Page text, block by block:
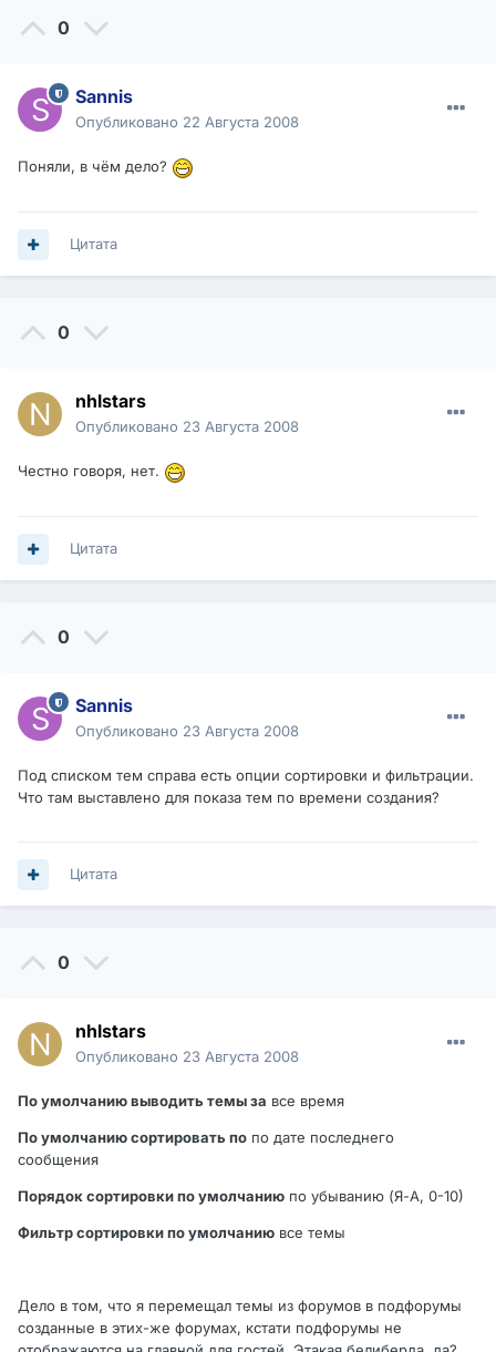
0
Sannis
Опубликовано 22 Августа 2008
Поняли, в чём дело?
Цитата
0
nhlstars
Опубликовано 23 Августа 2008
Честно говоря, нет.
Цитата
0
Sannis
Опубликовано 23 Августа 2008
Под списком тем справа есть опции сортировки и фильтрации.
Что там выставлено для показа тем по времени создания?
Цитата
0
nhlstars
Опубликовано 23 Августа 2008
По умолчанию выводить темы за все время
По умолчанию сортировать по по дате последнего
сообщения
Порядок сортировки по умолчанию по убыванию (Я-А, 0-10)
Фильтр сортировки по умолчанию все темы
Дело в том, что я перемещал темы из форумов в подфорумы
созданные в этих-же форумах, кстати подфорумы не